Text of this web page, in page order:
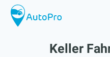
Skip
content
Keller